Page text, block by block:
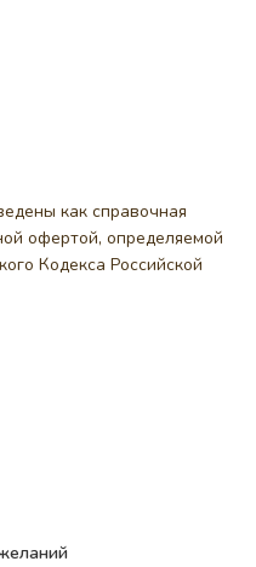
как справочная
офертой, определяемой
Кодекса Российской